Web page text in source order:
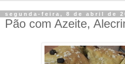
segunda-feira, 8 de abril de
Pão com Azeite,